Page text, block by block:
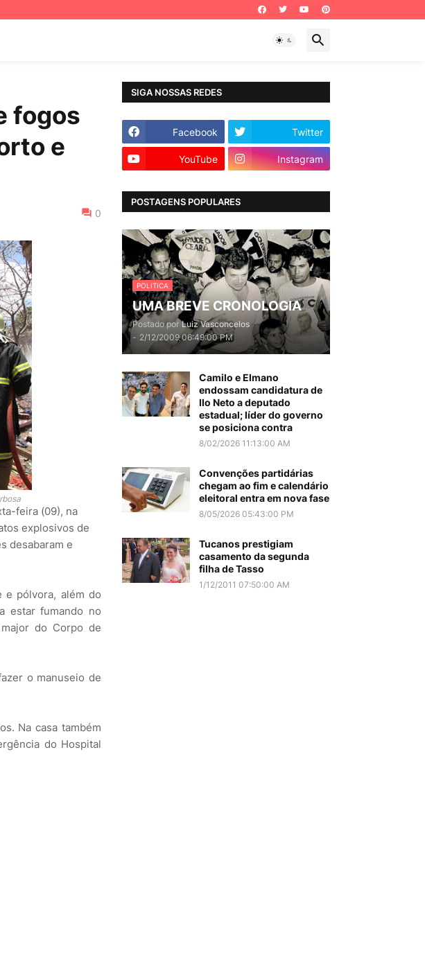
fogos
e
0
feira (09), na
explosivos de
desabaram e
e pólvora, além do
estar fumando no
do Corpo de
o manuseio de
Na casa também
do Hospital
SIGA NOSSAS REDES
Facebook Twitter
YouTube Instagram
POSTAGENS POPULARES
POLITICA
UMA BREVE CRONOLOGIA
Postado por Luiz Vasconcelos
- 2/12/2009 06:49:00 PM
Camilo e Elmano
endossam candidatura de
Ilo Neto a deputado
estadual; líder do governo
se posiciona contra
8/02/2026 11:13:00 AM
Convenções partidárias
chegam ao fim e calendário
eleitoral entra em nova fase
8/05/2026 05:43:00 PM
Tucanos prestigiam
casamento da segunda
filha de Tasso
1/12/2011 07:50:00 AM